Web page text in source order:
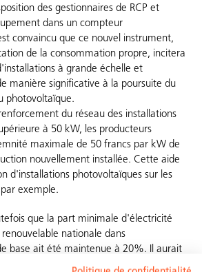
des gestionnaires de RCP et
dans un compteur
convaincu que ce nouvel instrument,
de la consommation propre, incitera
à grande échelle et
manière significative à la poursuite du
photovoltaïque.
du réseau des installations
à 50 kW, les producteurs
maximale de 50 francs par kW de
nouvellement installée. Cette aide
d'installations photovoltaïques sur les
exemple.
que la part minimale d'électricité
nationale dans
base ait été maintenue à 20%. Il aurait
ici une trajectoire d'extension